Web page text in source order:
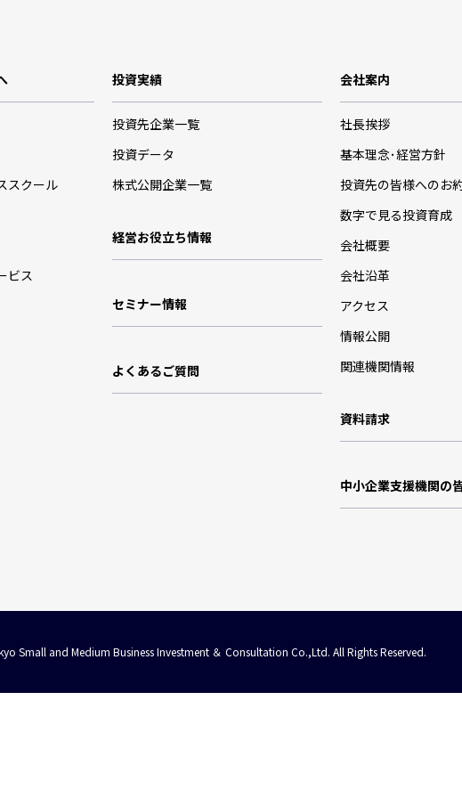
スクール
ビス
投資実績
投資先企業一覧
投資データ
株式公開企業一覧
経営お役立ち情報
セミナー情報
よくあるご質問
会社案内
社長挨拶
基本理念･経営方針
投資先の皆様へのお
数字で見る投資育成
会社概要
会社沿革
アクセス
情報公開
関連機関情報
資料請求
中小企業支援機関の
Small and Medium Business Investment ＆ Consultation Co.,Ltd. All Rights Reserved.